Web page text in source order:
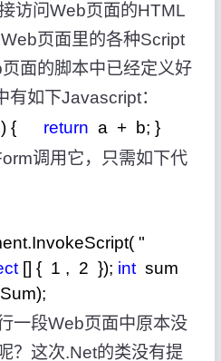
访问Web页面的HTML
页面里的各种Script
面的脚本中已经定义好
如下Javascript：
{ return a + b; }
调用它，只需如下代
"
[] { 1 , 2 }); int sum
一段Web页面中原本没
？这次.Net的类没有提